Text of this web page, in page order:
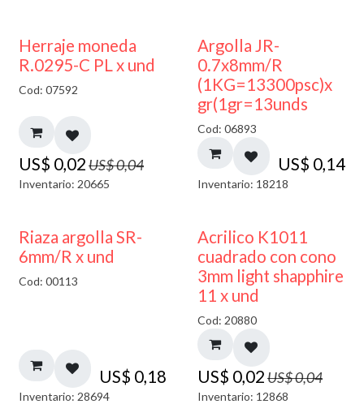
50% DESCUENTO
Herraje moneda
R.0295-C PL x und
Cod: 07592
US$ 0,02US$0,04
Inventario: 20665
Argolla JR-
0.7x8mm/R
(1KG=13300psc)x
gr(1gr=13unds
Cod: 06893
US$ 0,14
Inventario: 18218
Riaza argolla SR-
6mm/R x und
Cod: 00113
US$ 0,18
Inventario: 28694
50% DESCUENTO
Acrilico K1011
cuadrado con cono
3mm light shapphire
11 x und
Cod: 20880
US$ 0,02US$0,04
Inventario: 12868